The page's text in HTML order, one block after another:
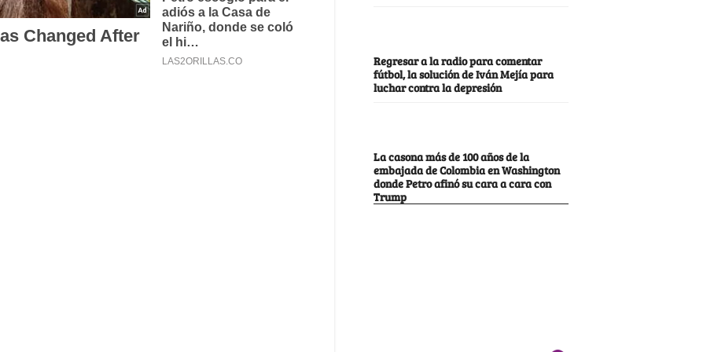
Regresar a la radio para comentar
fútbol, la solución de Iván Mejía para
luchar contra la depresión
La casona más de 100 años de la
embajada de Colombia en Washington
donde Petro afinó su cara a cara con
Trump